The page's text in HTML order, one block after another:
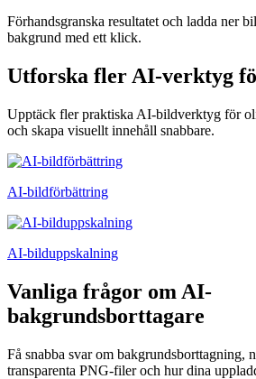
Förhandsgranska resultatet och ladda ner
bakgrund med ett klick.
Utforska fler AI-verktyg
Upptäck fler praktiska AI-bildverktyg för
och skapa visuellt innehåll snabbare.
AI-bildförbättring
AI-bilduppskalning
Vanliga frågor om AI-
bakgrundsborttagare
Få snabba svar om bakgrundsborttagning,
transparenta PNG-filer och hur dina